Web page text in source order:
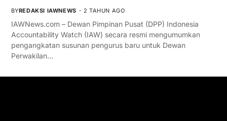
BYREDAKSI IAWNEWS 2 TAHUN AGO
IAWNews.com – Dewan Pimpinan Pusat (DPP) Indonesia
Accountability Watch (IAW) secara resmi mengumumkan
pengangkatan susunan pengurus baru untuk Dewan
Perwakilan…